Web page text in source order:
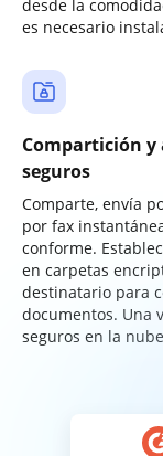
desde la
es necesario
Compartición
seguros
Comparte, envía
por fax
conforme.
en carpetas
destinatario para
documentos. Una
seguros en la